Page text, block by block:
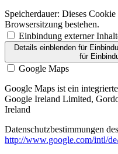
Speicherdauer: Dieses
Browsersitzung bestehen.
Einbindung externer
Details einblendenfür
für
Google Maps
Google Maps ist ein
Google Ireland Limited,
Ireland
Datenschutzbestimmungen
http://www.google.com/intl/